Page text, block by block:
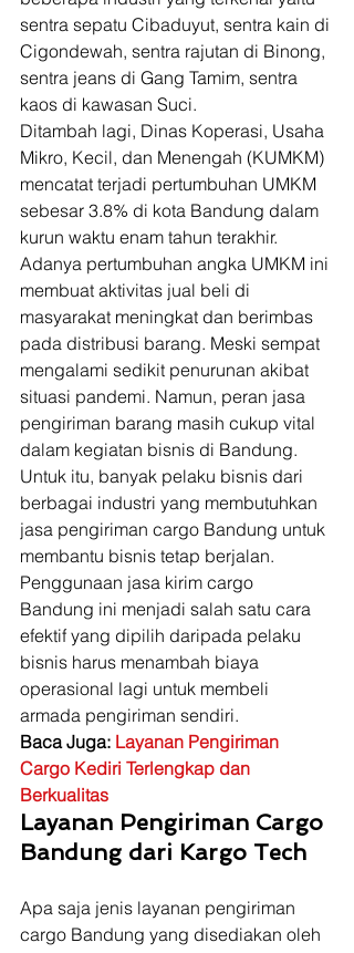
sentra sepatu Cibaduyut, sentra kain di
Cigondewah, sentra rajutan di Binong,
sentra jeans di Gang Tamim, sentra
kaos di kawasan Suci.
Ditambah lagi, Dinas Koperasi, Usaha
Mikro, Kecil, dan Menengah (KUMKM)
mencatat terjadi pertumbuhan UMKM
sebesar 3.8% di kota Bandung dalam
kurun waktu enam tahun terakhir.
Adanya pertumbuhan angka UMKM ini
membuat aktivitas jual beli di
masyarakat meningkat dan berimbas
pada distribusi barang. Meski sempat
mengalami sedikit penurunan akibat
situasi pandemi. Namun, peran jasa
pengiriman barang masih cukup vital
dalam kegiatan bisnis di Bandung.
Untuk itu, banyak pelaku bisnis dari
berbagai industri yang membutuhkan
jasa pengiriman cargo Bandung untuk
membantu bisnis tetap berjalan.
Penggunaan jasa kirim cargo
Bandung ini menjadi salah satu cara
efektif yang dipilih daripada pelaku
bisnis harus menambah biaya
operasional lagi untuk membeli
armada pengiriman sendiri.
Baca Juga: Layanan Pengiriman
Cargo Kediri Terlengkap dan
Berkualitas
Layanan Pengiriman Cargo
Bandung dari Kargo Tech
Apa saja jenis layanan pengiriman
cargo Bandung yang disediakan oleh